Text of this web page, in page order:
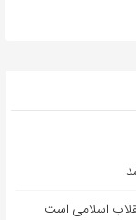
اسلامی است